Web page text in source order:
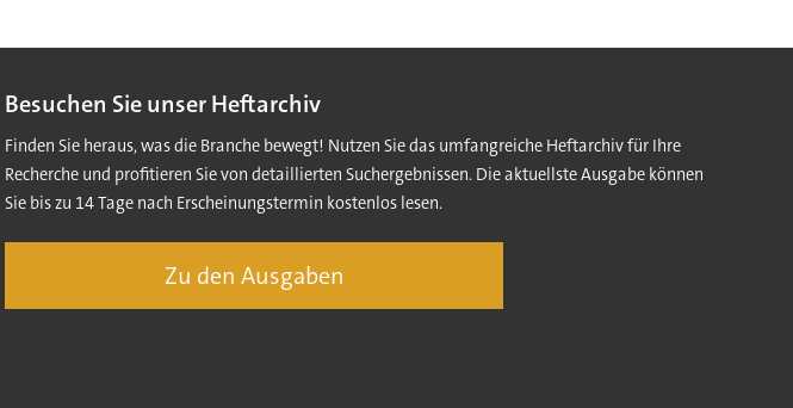
Besuchen Sie unser Heftarchiv
Finden Sie heraus, was die Branche bewegt! Nutzen Sie das umfangreiche Heftarchiv für Ihre
Recherche und profitieren Sie von detaillierten Suchergebnissen. Die aktuellste Ausgabe können
Sie bis zu 14 Tage nach Erscheinungstermin kostenlos lesen.
Zu den Ausgaben